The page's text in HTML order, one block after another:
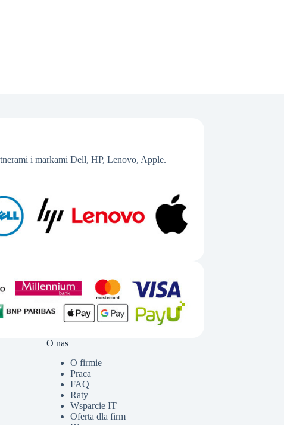
i markami Dell, HP, Lenovo, Apple.
O nas
O firmie
Praca
FAQ
Raty
Wsparcie IT
Oferta dla firm